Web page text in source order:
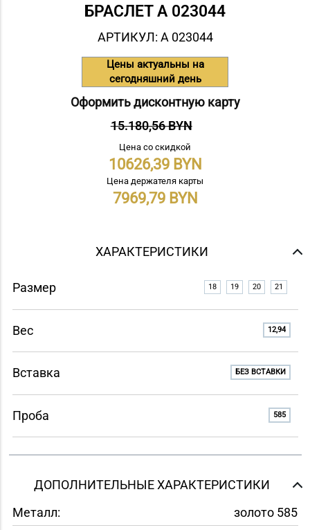
БРАСЛЕТ А 023044
АРТИКУЛ: А 023044
Цены актуальны на
сегодняшний день
Оформить дисконтную карту
15.180,56 BYN
Цена со скидкой
10626,39
Цена держателя карты
7969,79
ХАРАКТЕРИСТИКИ
Размер 18 19 20 21
Вес 12,94
Вставка БЕЗ ВСТАВКИ
Проба 585
ДОПОЛНИТЕЛЬНЫЕ ХАРАКТЕРИСТИКИ
Металл:
золото 585